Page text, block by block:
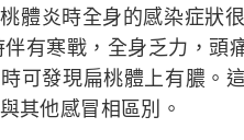
炎時全身的感染症狀
有寒戰，全身乏力，頭
可發現扁桃體上有膿。
其他感冒相區別。